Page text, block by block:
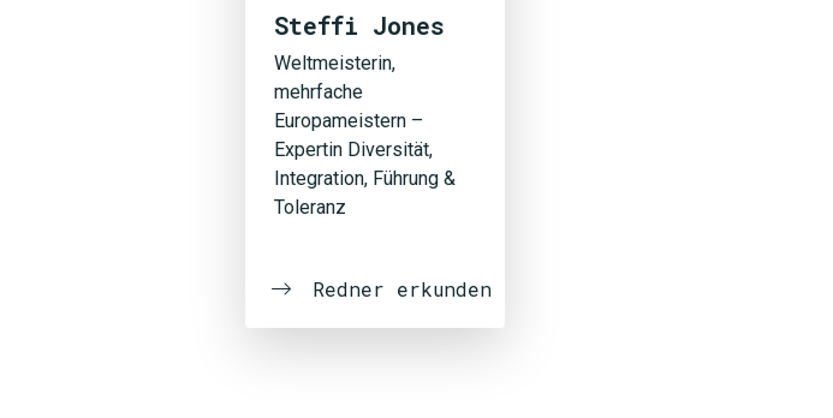
Steffi Jones
Weltmeisterin,
mehrfache
Europameistern –
Expertin Diversität,
Integration, Führung &
Toleranz
Redner erkunden